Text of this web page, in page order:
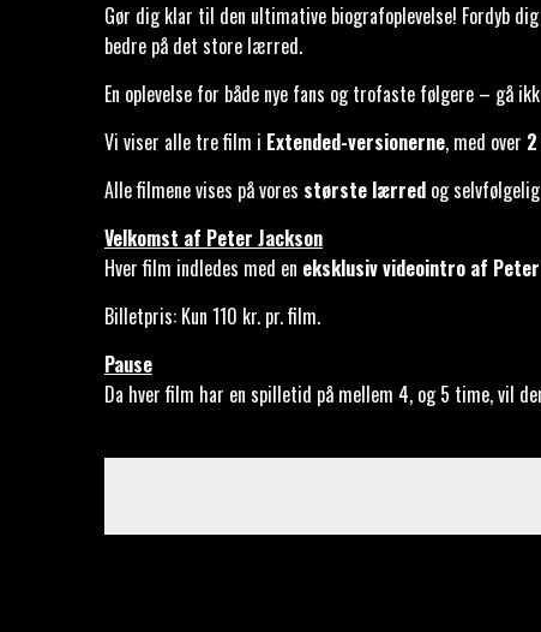
Gør dig klar til den ultimative biografoplevelse! Fordyb
bedre på det store lærred.
En oplevelse for både nye fans og trofaste følgere – gå
Vi viser alle tre film i Extended-versionerne, med over
Alle filmene vises på vores største lærred og
Velkomst af Peter Jackson
Hver film indledes med en eksklusiv videointro af
Billetpris: Kun 110 kr. pr. film.
Pause
Da hver film har en spilletid på mellem 4, og 5 time, vil